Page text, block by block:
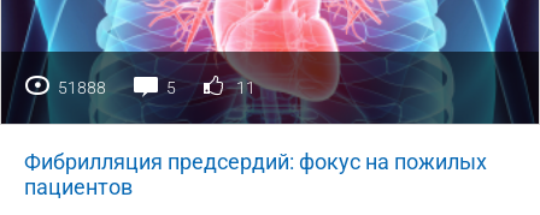
51888 5 11
Фибрилляция предсердий: фокус на пожилых
пациентов